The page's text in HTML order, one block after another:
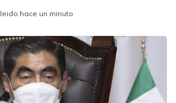
leido hace un minuto